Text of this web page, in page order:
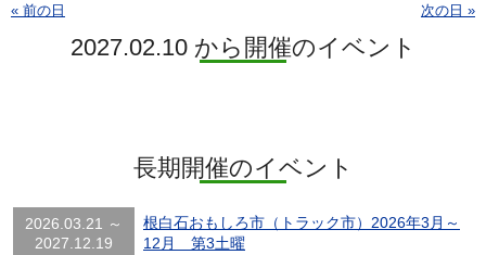
« 前の日 次の日 »
2027.02.10 から開催のイベント
長期開催のイベント
2026.03.21 ～
2027.12.19
根白石おもしろ市（トラック市）2026年3月～
12月 第3土曜